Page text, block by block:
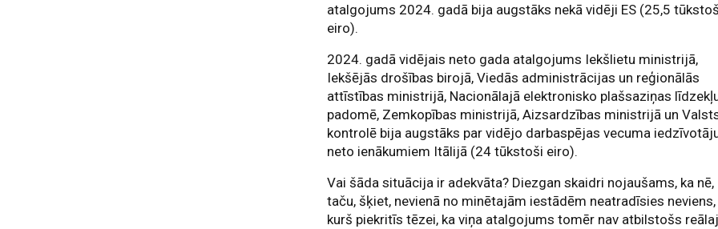
atalgojums 2024. gadā bija augstāks nekā vidēji ES (25,5
eiro).
2024. gadā vidējais neto gada atalgojums Iekšlietu ministrijā,
Iekšējās drošības birojā, Viedās administrācijas un reģionālās
attīstības ministrijā, Nacionālajā elektronisko plašsaziņas
padomē, Zemkopības ministrijā, Aizsardzības ministrijā un
kontrolē bija augstāks par vidējo darbaspējas vecuma
neto ienākumiem Itālijā (24 tūkstoši eiro).
Vai šāda situācija ir adekvāta? Diezgan skaidri nojaušams, ka nē,
taču, šķiet, nevienā no minētajām iestādēm neatradīsies neviens,
kurš piekritīs tēzei, ka viņa atalgojums tomēr nav atbilstošs